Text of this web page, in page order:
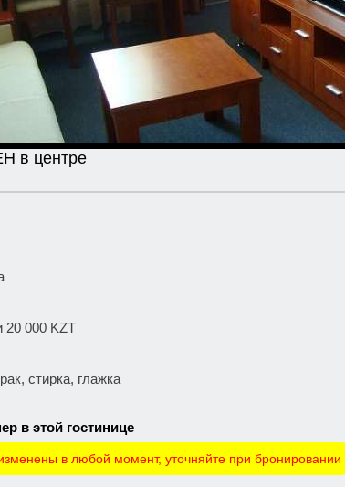
в центре
20 000 KZT
стирка, глажка
в этой гостинице
в любой момент, уточняйте при бронировании